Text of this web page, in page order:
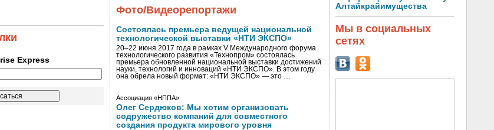
Express
Фото/Видеорепортажи
Состоялась премьера ведущей национальной
технологической выставки «НТИ ЭКСПО»
20–22 июня 2017 года в рамках V Международного форума
технологического развития «Технопром» состоялась
премьера обновленной национальной выставки достижений
науки, технологий и инноваций «НТИ ЭКСПО». В этом году
она обрела новый формат: «НТИ ЭКСПО» — это …
Ассоциация «НППА»
Олег Сердюков: Мы хотим организовать
содружество компаний для совместного
создания продукта мирового уровня
Алтайкрайимущества
Мы в социальных
сетях